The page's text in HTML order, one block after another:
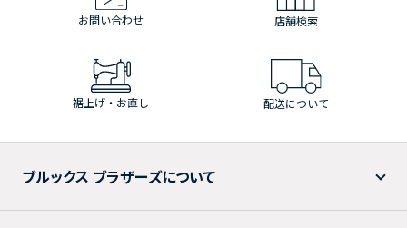
お問い合わせ 店舗検索
裾上げ・お直し 配送について
ブルックス ブラザーズについて